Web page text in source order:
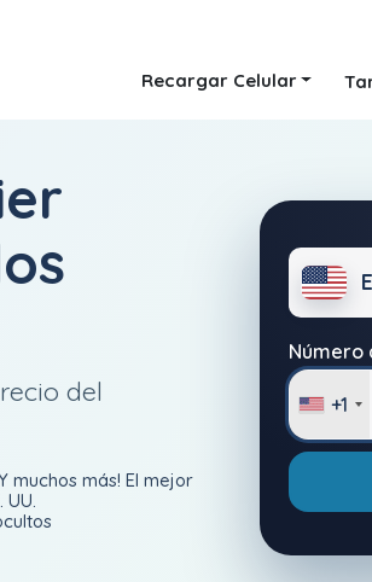
Recargar Celular
del
muchos más! El mejor
Número
+1